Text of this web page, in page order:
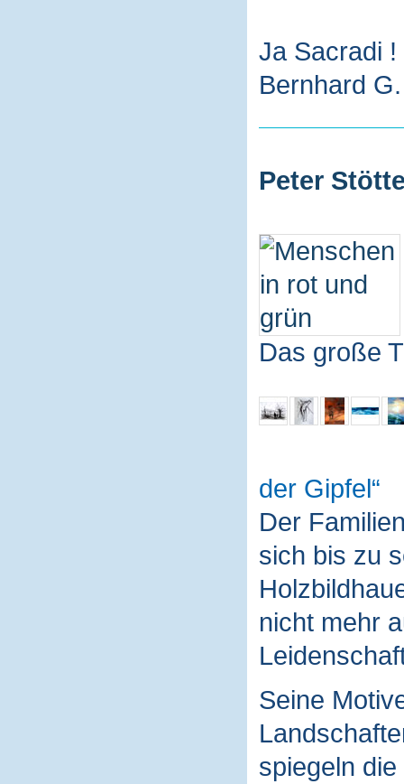
Ja Sacradi
Bernhard
Peter
Das große
der Gipfel
Der
sich bis zu
nicht mehr
Seine
spiegeln